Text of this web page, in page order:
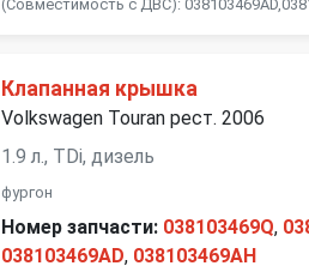
(Совместимость с ДВС):
Клапанная крышка
Volkswagen Touran рест. 2006
1.9 л., TDi, дизель
фургон
Номер запчасти: 038103469Q,
038103469AD, 038103469AH